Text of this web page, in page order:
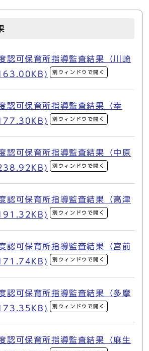
認可保育所指導監査結果（川崎
別ウィンドウで開く
認可保育所指導監査結果（幸
別ウィンドウで開く
認可保育所指導監査結果（中原
別ウィンドウで開く
認可保育所指導監査結果（高津
別ウィンドウで開く
認可保育所指導監査結果（宮前
別ウィンドウで開く
認可保育所指導監査結果（多摩
別ウィンドウで開く
認可保育所指導監査結果（麻生